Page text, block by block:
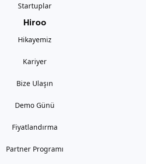
Startuplar
Hiroo
Hikayemiz
Kariyer
Bize Ulaşın
Demo Günü
Fiyatlandırma
Partner Programı